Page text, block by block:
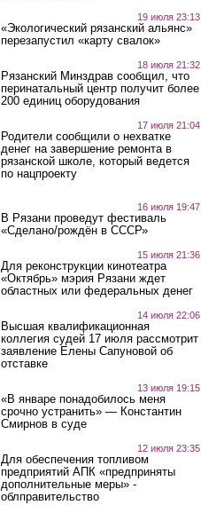
19 июля 23:13
«Экологический рязанский альянс»
перезапустил «карту свалок»
18 июля 21:32
Рязанский Минздрав сообщил, что
перинатальный центр получит более
200 единиц оборудования
17 июля 21:04
Родители сообщили о нехватке
денег на завершение ремонта в
рязанской школе, который ведется
по нацпроекту
16 июля 19:47
В Рязани проведут фестиваль
«Сделано/рождён в СССР»
15 июля 21:36
Для реконструкции кинотеатра
«Октябрь» мэрия Рязани ждет
областных или федеральных денег
14 июля 22:06
Высшая квалификационная
коллегия судей 17 июля рассмотрит
заявление Елены Сапуновой об
отставке
13 июля 19:15
«В январе понадобилось меня
срочно устранить» — Константин
Смирнов в суде
12 июля 23:35
Для обеспечения топливом
предприятий АПК «предприняты
дополнительные меры» -
облправительство